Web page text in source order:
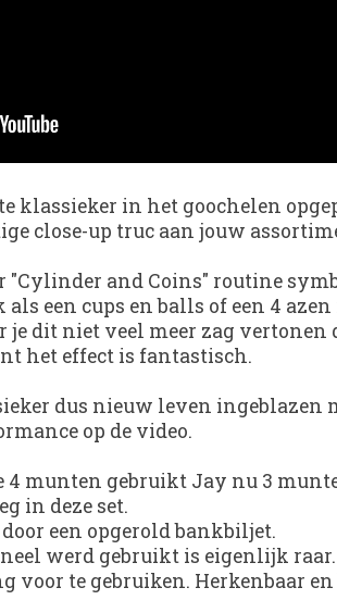
klassieker in het goochelen
close-up truc aan jouw
"Cylinder and Coins" routine
als een cups en balls of een 4
je dit niet veel meer zag vertonen
het effect is fantastisch.
dus nieuw leven ingeblazen
op de video.
munten gebruikt Jay nu 3
in deze set.
een opgerold bankbiljet.
werd gebruikt is eigenlijk
voor te gebruiken. Herkenbaar